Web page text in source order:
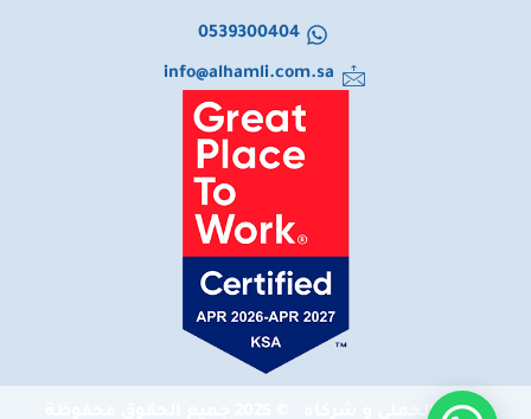
0539300404
info@alhamli.com.sa
شركة الحملي و شركاه © 2025 جميع الحقوق محفوظة